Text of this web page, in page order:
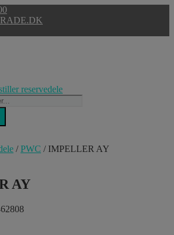
reservedele
/PWC / IMPELLER AY
AY